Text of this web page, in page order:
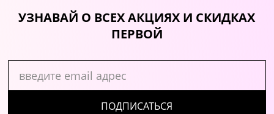
УЗНАВАЙ О ВСЕХ АКЦИЯХ И СКИДКАХ
ПЕРВОЙ
ПОДПИСАТЬСЯ